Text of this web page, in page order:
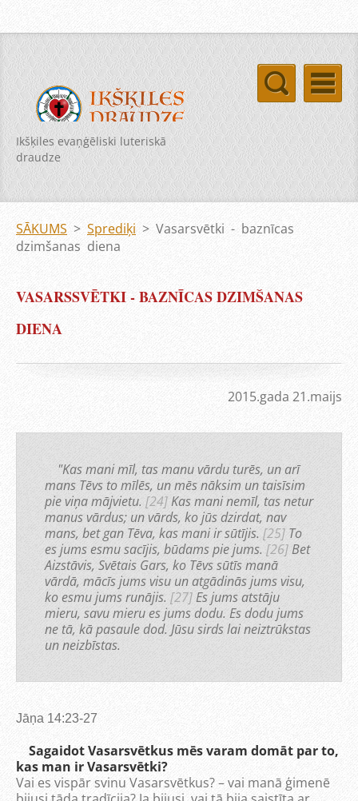
Ikšķiles evaņģēliski luteriskā
draudze
SĀKUMS > Sprediķi > Vasarsvētki - baznīcas
dzimšanas diena
VASARSSVĒTKI - BAZNĪCAS DZIMŠANAS
DIENA
2015.gada 21.maijs
"Kas mani mīl, tas manu vārdu turēs, un arī
mans Tēvs to mīlēs, un mēs nāksim un taisīsim
pie viņa mājvietu. [24]Kas mani nemīl, tas netur
manus vārdus; un vārds, ko jūs dzirdat, nav
mans, bet gan Tēva, kas mani ir sūtījis. [25] To
es jums esmu sacījis, būdams pie jums. [26]Bet
Aizstāvis, Svētais Gars, ko Tēvs sūtīs manā
vārdā, mācīs jums visu un atgādinās jums visu,
ko esmu jums runājis. [27]Es jums atstāju
mieru, savu mieru es jums dodu. Es dodu jums
ne tā, kā pasaule dod. Jūsu sirds lai neiztrūkstas
un neizbīstas.
Jāņa 14:23-27
Sagaidot Vasarsvētkus mēs varam domāt par to,
kas man ir Vasarsvētki?
Vai es vispār svinu Vasarsvētkus? – vai manā ģimenē